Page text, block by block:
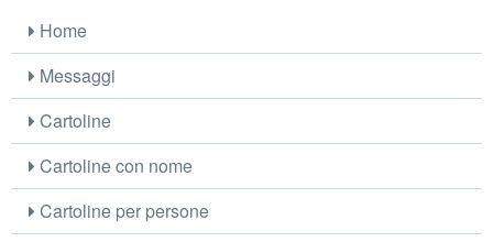
Home
Messaggi
Cartoline
Cartoline con nome
Cartoline per persone